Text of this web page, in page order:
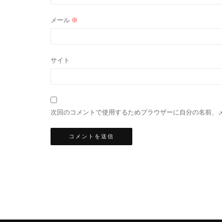
メール ※
サイト
次回のコメントで使用するためブラウザーに自分の名前、